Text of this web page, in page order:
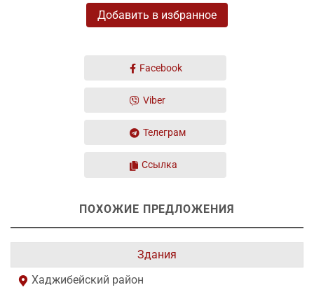
Добавить в избранное
Facebook
Viber
Телеграм
Ссылка
ПОХОЖИЕ ПРЕДЛОЖЕНИЯ
Здания
Хаджибейский район